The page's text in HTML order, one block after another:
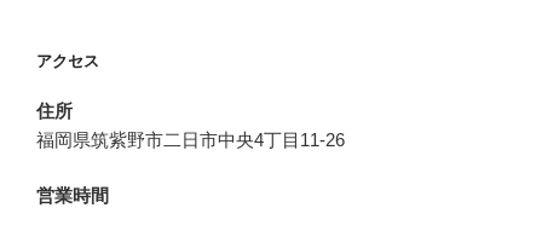
アクセス
住所
福岡県筑紫野市二日市中央4丁目11-26
営業時間